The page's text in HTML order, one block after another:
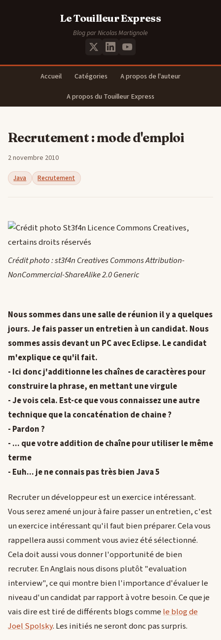
Le Touilleur Express
Blog par Nicolas Martignole
Accueil Catégories
A propos de l'auteur
A propos du Touilleur Express
Recrutement : mode d'emploi
2 novembre 2010
Java Recrutement
Crédit photo : st3f4n Creatives Commons Attribution-
NonCommercial-ShareAlike 2.0 Generic
Nous sommes dans une salle de réunion il y a quelques
jours. Je fais passer un entretien à un candidat. Nous
sommes assis devant un PC avec Eclipse. Le candidat
m'explique ce qu'il fait.
- Ici donc j'additionne les chaînes de caractères pour
construire la phrase, en mettant une virgule
- Je vois cela. Est-ce que vous connaissez une autre
technique que la concaténation de chaine ?
- Pardon ?
- ... que votre addition de chaîne pour utiliser le même
terme
- Euh... je ne connais pas très bien Java 5
Recruter un développeur est un exercice intéressant.
Vous serez amené un jour à faire passer un entretien, c'est
un exercice intéressant qu'il faut bien préparer. Cela vous
rappellera aussi comment vous aviez été sélectionné.
Cela doit aussi vous donner l'opportunité de bien
recruter. En Anglais nous disons plutôt "evaluation
interview", ce qui montre bien l'importance d'évaluer le
niveau d'un candidat par rapport à votre besoin. Ce que je
vais dire est tiré de différents blogs commele blog de
Joel Spolsky. Les initiés ne seront donc pas surpris.